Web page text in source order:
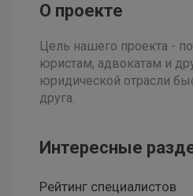
О проекте
Цель нашего проекта -
юристам, адвокатам и
юридической отрасли
друга.
Интересные
Рейтинг специалистов